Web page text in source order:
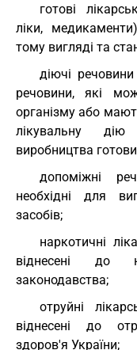
готові
ліки,
тому вигляді та
діючі речовини
речовини, які
організму або
лікувальну
виробництва
допоміжні
необхідні для
засобів;
наркотичні
віднесені до
законодавства;
отруйні
віднесені до
здоров'я України;